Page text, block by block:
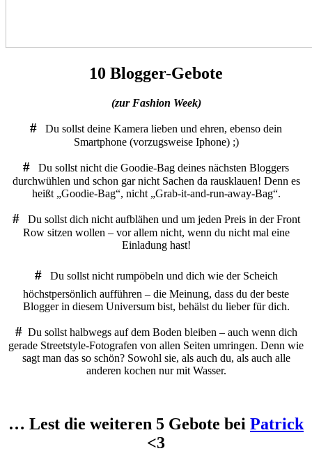
10 Blogger-Gebote
(zur Fashion Week)
# Du sollst deine Kamera lieben und ehren, ebenso dein
Smartphone (vorzugsweise Iphone) ;)
# Du sollst nicht die Goodie-Bag deines nächsten Bloggers
durchwühlen und schon gar nicht Sachen da rausklauen! Denn es
heißt „Goodie-Bag“, nicht „Grab-it-and-run-away-Bag“.
#Du sollst dich nicht aufblähen und um jeden Preis in der Front
Row sitzen wollen – vor allem nicht, wenn du nicht mal eine
Einladung hast!
#Du sollst nicht rumpöbeln und dich wie der Scheich
höchstpersönlich aufführen – die Meinung, dass du der beste
Blogger in diesem Universum bist, behälst du lieber für dich.
#Du sollst halbwegs auf dem Boden bleiben – auch wenn dich
gerade Streetstyle-Fotografen von allen Seiten umringen. Denn wie
sagt man das so schön? Sowohl sie, als auch du, als auch alle
anderen kochen nur mit Wasser.
… Lest die weiteren 5 Gebote bei Patrick
<3